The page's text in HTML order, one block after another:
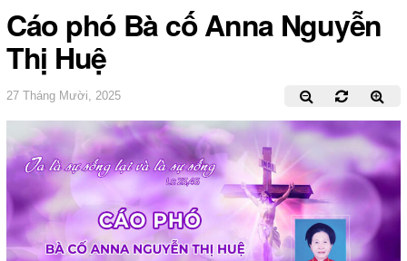
Cáo phó Bà cố Anna Nguyễn
Thị Huệ
27 Tháng Mười, 2025